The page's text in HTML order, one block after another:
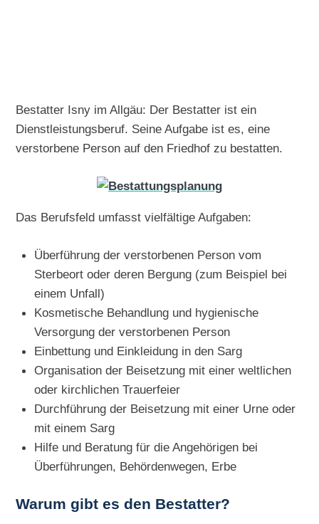
Bestatter Isny im Allgäu: Der Bestatter ist ein
Dienstleistungsberuf. Seine Aufgabe ist es, eine
verstorbene Person auf den Friedhof zu bestatten.
Das Berufsfeld umfasst vielfältige Aufgaben:
Überführung der verstorbenen Person vom
Sterbeort oder deren Bergung (zum Beispiel bei
einem Unfall)
Kosmetische Behandlung und hygienische
Versorgung der verstorbenen Person
Einbettung und Einkleidung in den Sarg
Organisation der Beisetzung mit einer weltlichen
oder kirchlichen Trauerfeier
Durchführung der Beisetzung mit einer Urne oder
mit einem Sarg
Hilfe und Beratung für die Angehörigen bei
Überführungen, Behördenwegen, Erbe
Warum gibt es den Bestatter?